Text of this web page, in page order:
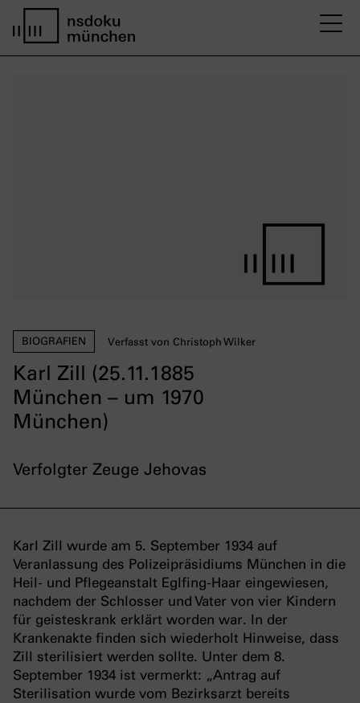
Karl Zill (25.11.1885
München – um 1970
München)
BIOGRAFIEN Verfasst von Christoph Wilker
Verfolgter Zeuge Jehovas
Karl Zill wurde am 5. September 1934 auf
Veranlassung des Polizeipräsidiums München in die
Heil- und Pflegeanstalt Eglfing-Haar eingewiesen,
nachdem der Schlosser und Vater von vier Kindern
für geisteskrank erklärt worden war. In der
Krankenakte finden sich wiederholt Hinweise, dass
Zill sterilisiert werden sollte. Unter dem 8.
September 1934 ist vermerkt: „Antrag auf
Sterilisation wurde vom Bezirksarzt bereits